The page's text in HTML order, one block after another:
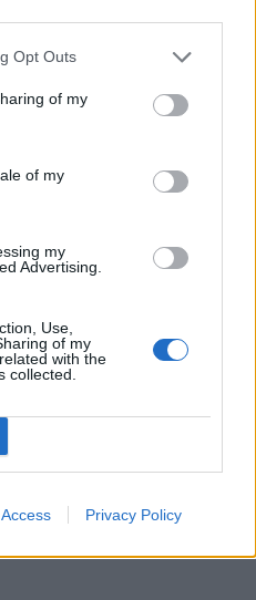
Opt Outs
of my
of my
my
Advertising.
Use,
of my
with the
collected.
Privacy Policy
një fund saten!